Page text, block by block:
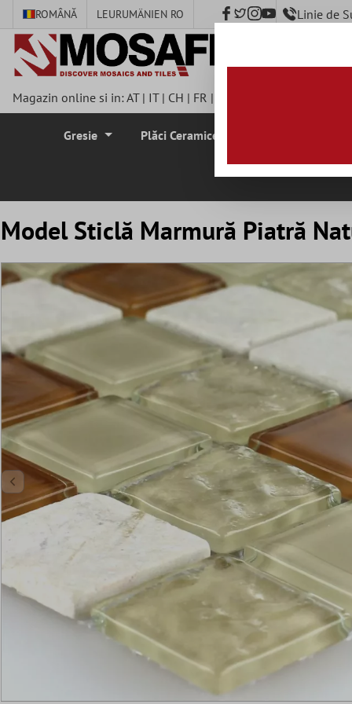
springen
ROMÂNĂ LEURUMÄNIEN RO Linie de
Magazin online si in:AT| IT| CH | FR |
Gresie Plăci Ceramice Pentru Pereti
Model Sticlă Marmură Piatră